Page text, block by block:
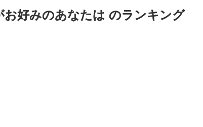
お好みのあなたは のランキング